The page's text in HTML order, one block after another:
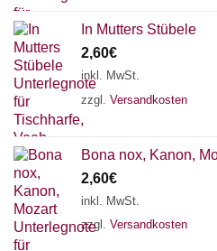
In Mutters Stübele
2,60€
inkl. MwSt.
zzgl. Versandkosten
Bona nox, Kanon,
2,60€
inkl. MwSt.
zzgl. Versandkosten